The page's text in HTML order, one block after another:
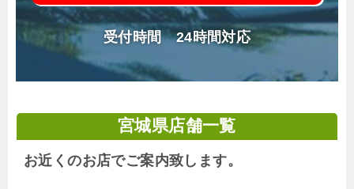
受付時間 24時間対応
宮城県店舗一覧
お近くのお店でご案内致します。